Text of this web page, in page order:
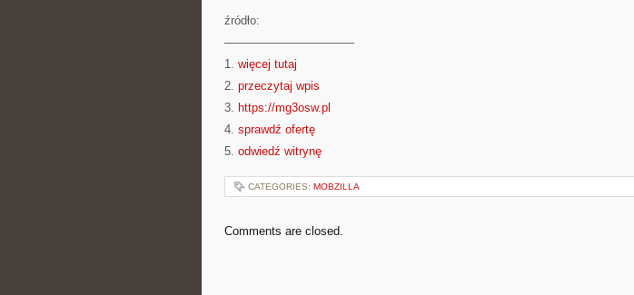
źródło:
———————————
1. więcej tutaj
2. przeczytaj wpis
3. https://mg3osw.pl
4. sprawdź ofertę
5. odwiedź witrynę
CATEGORIES: MOBZILLA
Comments are closed.